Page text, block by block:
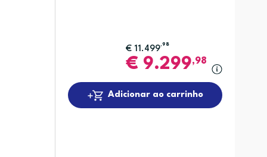
€ 11.499,98
€ 9.299,98
Adicionar ao carrinho